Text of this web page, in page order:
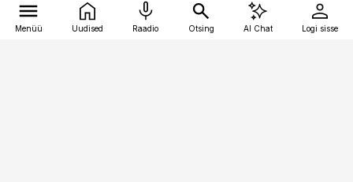
Menüü Uudised Raadio Otsing AI Chat Logi sisse